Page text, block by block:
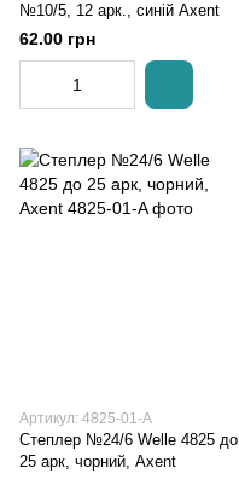
№10/5, 12 арк., синій Axent
62.00 грн
Артикул: 4825-01-A
Степлер №24/6 Welle 4825 до
25 арк, чорний, Axent